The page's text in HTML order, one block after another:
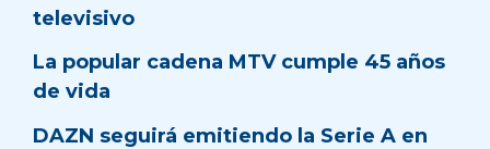
televisivo
La popular cadena MTV cumple 45 años
de vida
DAZN seguirá emitiendo la Serie A en